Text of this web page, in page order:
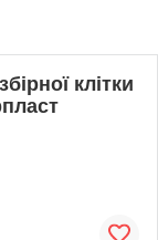
клітки